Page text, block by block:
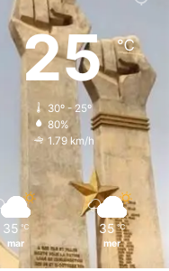
t
a
g
r
T
o
k
25℃
30º - 25º
80%
1.79 km/h
35 ℃
mar
35 ℃
mer